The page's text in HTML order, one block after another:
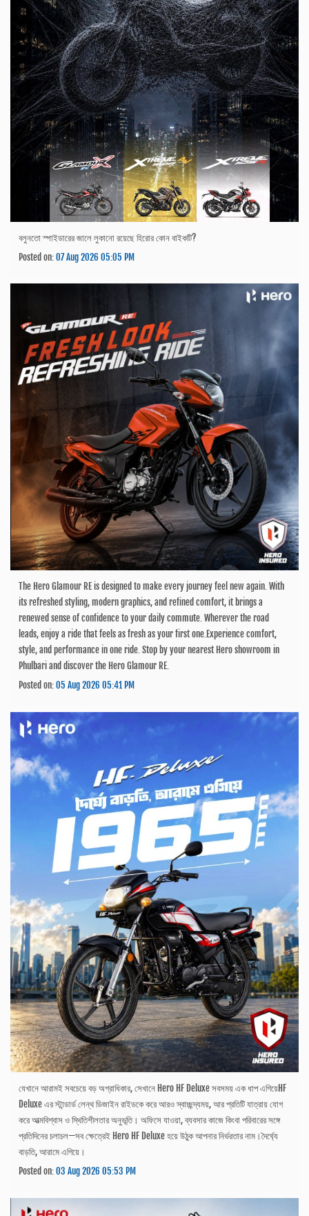
বলুনতো স্পাইডারের জালে লুকানো রয়েছে হিরোর কোন বাইকটি?
Posted on:07 Aug 2026 05:05 PM
The Hero Glamour RE is designed to make every journey feel new again. With
its refreshed styling, modern graphics, and refined comfort, it brings a
renewed sense of confidence to your daily commute. Wherever the road
leads, enjoy a ride that feels as fresh as your first one.Experience comfort,
style, and performance in one ride. Stop by your nearest Hero showroom in
Phulbari and discover the Hero Glamour RE.
Posted on:05 Aug 2026 05:41 PM
যেখানে আরামই সবচেয়ে বড় অগ্রাধিকার, সেখানে Hero HF Deluxe সবসময় এক ধাপ এগিয়েHF
Deluxe এর স্টান্ডার্ড লেন্থ ডিজাইন রাইডকে করে আরও স্বাচ্ছন্দ্যময়, আর প্রতিটি যাত্রায় যোগ
করে আত্মবিশ্বাস ও স্থিতিশীলতার অনুভূতি। অফিসে যাওয়া, ব্যবসার কাজে কিংবা পরিবারের সঙ্গে
প্রতিদিনের চলাচল—সব ক্ষেত্রেই Hero HF Deluxe হয়ে উঠুক আপনার নির্ভরতার নাম।দৈর্ঘ্যে
বাড়তি, আরামে এগিয়ে।
Posted on:03 Aug 2026 05:53 PM